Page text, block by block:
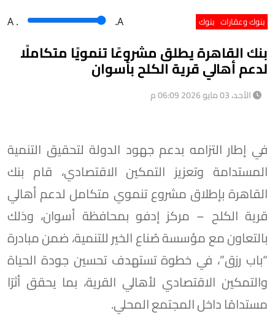
بنوك وعقارات بنوك A . .A
بنك القاهرة يطلق مشروعًا تنمويًا متكاملًا
لدعم أهالي قرية الكلح بأسوان
الأحد، 03 مايو 2026 06:09 م
في إطار التزامه بدعم جهود الدولة لتحقيق التنمية
المستدامة وتعزيز التمكين الاقتصادي، قام بنك
القاهرة بإطلاق مشروع تنموي متكامل لدعم أهالي
قرية الكلح – مركز إدفو بمحافظة أسوان، وذلك
بالتعاون مع مؤسسة صُناع الخير للتنمية، ضمن مبادرة
“باب رزق”، في خطوة تستهدف تحسين جودة الحياة
والتمكين الاقتصادي لأهالي القرية، بما يحقق أثرًا
مستدامًا داخل المجتمع المحلي.